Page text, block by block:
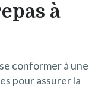
à
conformer à une
pour assurer la